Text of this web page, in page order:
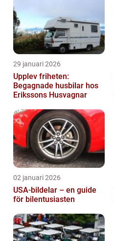
29 januari 2026
Upplev friheten:
Begagnade husbilar hos
Erikssons Husvagnar
02 januari 2026
USA-bildelar – en guide
för bilentusiasten